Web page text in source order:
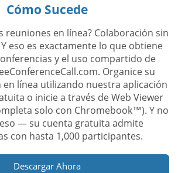
Cómo Sucede
reuniones en línea? Colaboración sin
eso es exactamente lo que obtiene
y el uso compartido de
Organice su
línea utilizando nuestra aplicación
o inicie a través de Web Viewer
solo con Chromebook™). Y no
— su cuenta gratuita admite
con hasta 1,000 participantes.
Descargar Ahora